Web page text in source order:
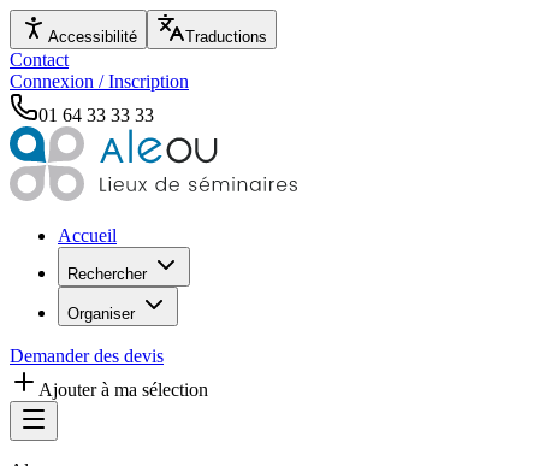
Accessibilité Traductions
Contact
Connexion / Inscription
01 64 33 33 33
Accueil
Rechercher
Organiser
Demander des devis
Ajouter à ma sélection